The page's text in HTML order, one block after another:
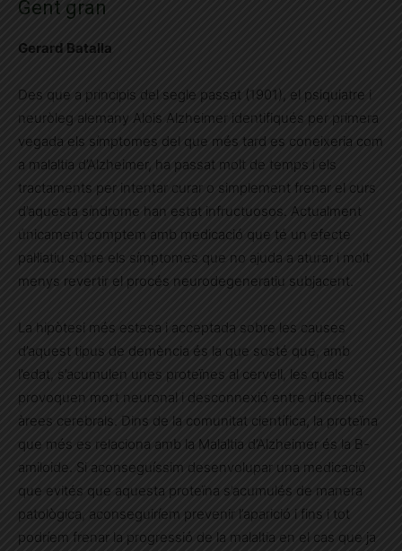
Gent gran
Gerard Batalla
Des que a principis del segle passat (1901), el psiquiatre i
neuròleg alemany Alois Alzheimer identifiqués per primera
vegada els símptomes del que més tard es coneixeria com
a malaltia d’Alzheimer, ha passat molt de temps i els
tractaments per intentar curar o simplement frenar el curs
d’aquesta síndrome han estat infructuosos. Actualment
únicament comptem amb medicació que té un efecte
pal·liatiu sobre els símptomes que no ajuda a aturar i molt
menys revertir el procés neurodegeneratiu subjacent.
La hipòtesi més estesa i acceptada sobre les causes
d’aquest tipus de demència és la que sosté que, amb
l’edat, s’acumulen unes proteïnes al cervell, les quals
provoquen mort neuronal i desconnexió entre diferents
àrees cerebrals. Dins de la comunitat científica, la proteïna
que més es relaciona amb la Malaltia d’Alzheimer és la B-
amiloide. Si aconseguíssim desenvolupar una medicació
que evités que aquesta proteïna s’acumulés de manera
patològica, aconseguiríem prevenir l’aparició i fins i tot
podríem frenar la progressió de la malaltia en el cas que ja